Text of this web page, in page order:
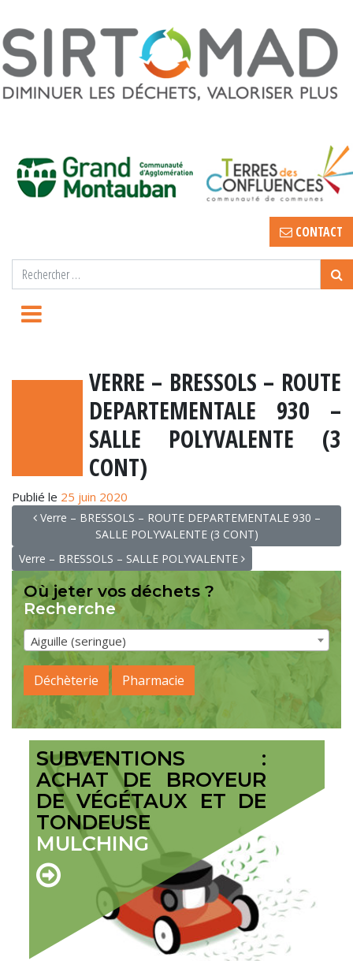
CONTACT
VERRE – BRESSOLS – ROUTE
DEPARTEMENTALE 930 –
SALLE POLYVALENTE (3
CONT)
Publié le 25 juin 2020
NAVIGATION
Verre – BRESSOLS – ROUTE DEPARTEMENTALE 930 –
SALLE POLYVALENTE (3 CONT)
Verre – BRESSOLS – SALLE POLYVALENTE
Où jeter vos déchets ?
Recherche
Aiguille (seringue)
Déchèterie Pharmacie
SUBVENTIONS :
ACHAT DE BROYEUR
DE VÉGÉTAUX ET DE
TONDEUSE
MULCHING